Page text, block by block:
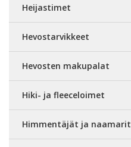
Heijastimet
Hevostarvikkeet
Hevosten makupalat
Hiki- ja fleeceloimet
Himmentäjät ja naamarit